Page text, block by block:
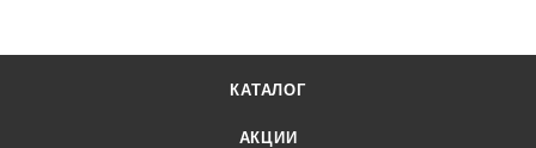
КАТАЛОГ
АКЦИИ